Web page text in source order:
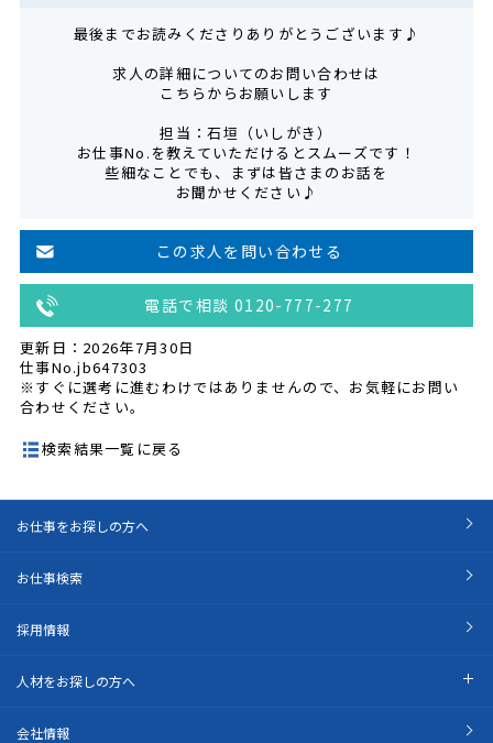
最後までお読みくださりありがとうございます♪
求人の詳細についてのお問い合わせは
こちらからお願いします
担当：石垣（いしがき）
お仕事No.を教えていただけるとスムーズです！
些細なことでも、まずは皆さまのお話を
お聞かせください♪
この求人を問い合わせる
電話で相談 0120-777-277
更新日：2026年7月30日
仕事No.jb647303
※すぐに選考に進むわけではありませんので、お気軽にお問い
合わせください。
検索結果一覧に戻る
お仕事をお探しの方へ
お仕事検索
採用情報
人材をお探しの方へ
会社情報